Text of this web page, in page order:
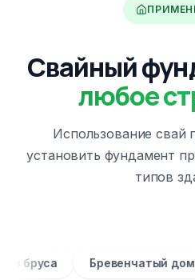
Свайный
любое
Использование свай
установить фундамент
типов
Дом из бруса